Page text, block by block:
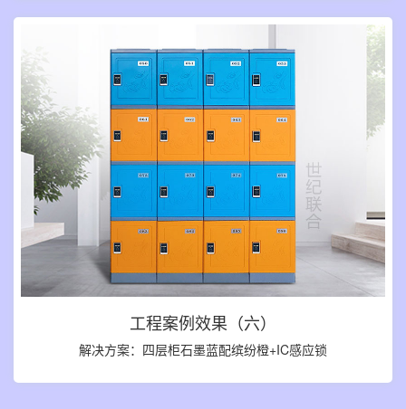
工程案例效果（六）
解决方案：四层柜石墨蓝配缤纷橙+IC感应锁